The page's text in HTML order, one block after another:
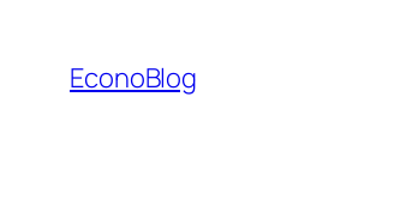
contenido
EconoBlog